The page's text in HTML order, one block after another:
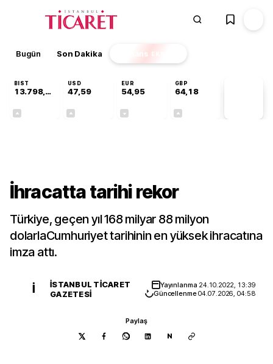
Bugün Son Dakika Finans EKSTRA
BIST
13.798,82
USD
47,59
EUR
54,95
GBP
64,18
İhracatta tarihi rekor
Türkiye, geçen yıl 168 milyar 88 milyon
dolarlaCumhuriyet tarihinin en yüksek ihracatına
imza attı.
İ
İSTANBUL TICARET
GAZETESI
Yayınlanma 24.10.2022, 13:39
Güncellenme04.07.2026, 04:58
Paylaş
N